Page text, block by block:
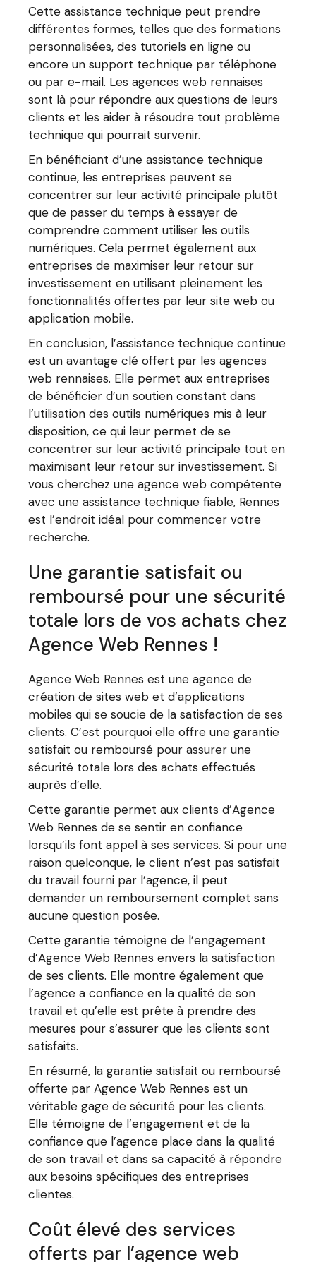
Cette assistance technique peut prendre
différentes formes, telles que des formations
personnalisées, des tutoriels en ligne ou
encore un support technique par téléphone
ou par e-mail. Les agences web rennaises
sont là pour répondre aux questions de leurs
clients et les aider à résoudre tout problème
technique qui pourrait survenir.
En bénéficiant d’une assistance technique
continue, les entreprises peuvent se
concentrer sur leur activité principale plutôt
que de passer du temps à essayer de
comprendre comment utiliser les outils
numériques. Cela permet également aux
entreprises de maximiser leur retour sur
investissement en utilisant pleinement les
fonctionnalités offertes par leur site web ou
application mobile.
En conclusion, l’assistance technique continue
est un avantage clé offert par les agences
web rennaises. Elle permet aux entreprises
de bénéficier d’un soutien constant dans
l’utilisation des outils numériques mis à leur
disposition, ce qui leur permet de se
concentrer sur leur activité principale tout en
maximisant leur retour sur investissement. Si
vous cherchez une agence web compétente
avec une assistance technique fiable, Rennes
est l’endroit idéal pour commencer votre
recherche.
Une garantie satisfait ou
remboursé pour une sécurité
totale lors de vos achats chez
Agence Web Rennes !
Agence Web Rennes est une agence de
création de sites web et d’applications
mobiles qui se soucie de la satisfaction de ses
clients. C’est pourquoi elle offre une garantie
satisfait ou remboursé pour assurer une
sécurité totale lors des achats effectués
auprès d’elle.
Cette garantie permet aux clients d’Agence
Web Rennes de se sentir en confiance
lorsqu’ils font appel à ses services. Si pour une
raison quelconque, le client n’est pas satisfait
du travail fourni par l’agence, il peut
demander un remboursement complet sans
aucune question posée.
Cette garantie témoigne de l’engagement
d’Agence Web Rennes envers la satisfaction
de ses clients. Elle montre également que
l’agence a confiance en la qualité de son
travail et qu’elle est prête à prendre des
mesures pour s’assurer que les clients sont
satisfaits.
En résumé, la garantie satisfait ou remboursé
offerte par Agence Web Rennes est un
véritable gage de sécurité pour les clients.
Elle témoigne de l’engagement et de la
confiance que l’agence place dans la qualité
de son travail et dans sa capacité à répondre
aux besoins spécifiques des entreprises
clientes.
Coût élevé des services
offerts par l’agence web